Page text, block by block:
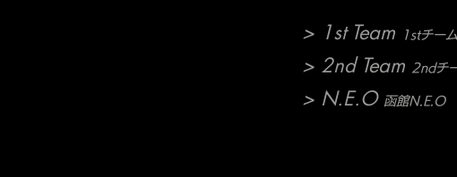
> 1st Team 1stチーム
> 2nd Team 2ndチ
> N.E.O 函館N.E.O